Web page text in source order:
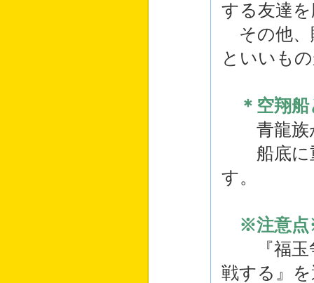
する友達
その他、
といいも
＊空翔
青龍族が
船底に重
す。
※注意
『福玉争
戦する』